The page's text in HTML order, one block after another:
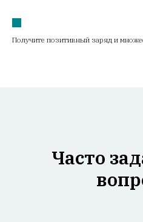
Получите позитивный заряд и
Часто